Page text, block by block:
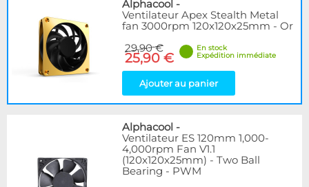
Alphacool -
Ventilateur Apex Stealth Metal
fan 3000rpm 120x120x25mm - Or
29,90 €
25,90 €
En stock
Expédition immédiate
Ajouter au panier
Alphacool -
Ventilateur ES 120mm 1,000-
4,000rpm Fan V1.1
(120x120x25mm) - Two Ball
Bearing - PWM